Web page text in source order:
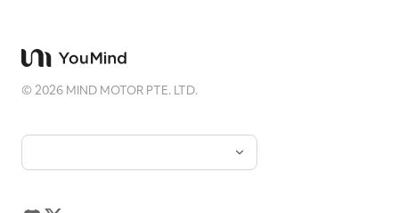
©2026 MIND MOTOR PTE. LTD.